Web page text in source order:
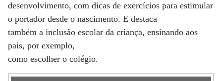
desenvolvimento, com dicas de exercícios para estimular
o portador desde o nascimento. E destaca
também a inclusão escolar da criança, ensinando aos
pais, por exemplo,
como escolher o colégio.